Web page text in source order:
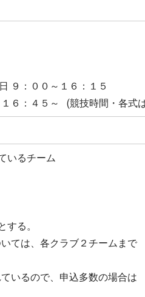
９：００～１６：１５
６：４５～ (競技時間・各式
いるチーム
する。
ては、各クラブ２チームま
いるので、申込多数の場合は